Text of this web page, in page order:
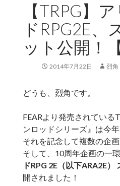
【TRPG】
ドRPG2E、
ット公開！
2014年7月22日 烈角
どうも、烈角です。
FEARより発売されている
ンロッドシリーズ』は今年
それを記念して複数の企
そして、10周年企画の一
ドRPG 2E（以下ARA2E）
開されました！